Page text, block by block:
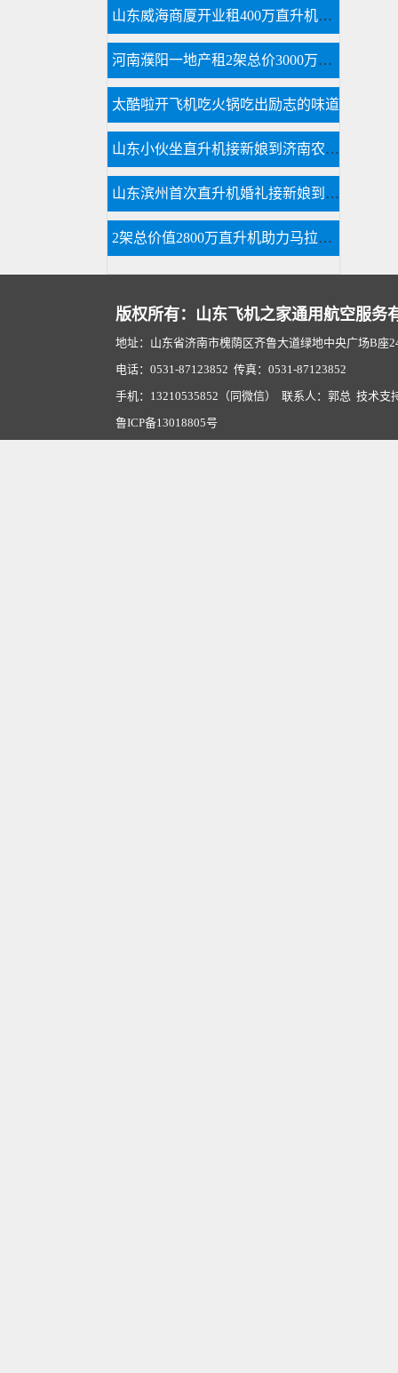
山东威海商厦开业租400万直升机庆典舞狮子锣鼓喧天“年味”十足
河南濮阳一地产租2架总价3000万直升机空中看房
太酷啦开飞机吃火锅吃出励志的味道
山东小伙坐直升机接新娘到济南农村老家
山东滨州首次直升机婚礼接新娘到淄博中式直升机婚礼亮相
2架总价值2800万直升机助力马拉松比赛
版权所有：山东飞机之家通用航空服务
地址：山东省济南市槐荫区齐鲁大道绿地中央广场B座
电话：0531-87123852 传真：0531-87123852
手机：13210535852（同微信） 联系人：郭总 技术支
鲁ICP备13018805号